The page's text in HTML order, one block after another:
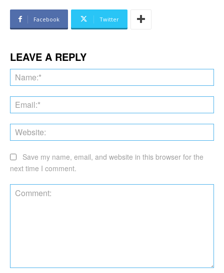
Facebook Twitter
LEAVE A REPLY
Save my name, email, and website in this browser for the
next time I comment.